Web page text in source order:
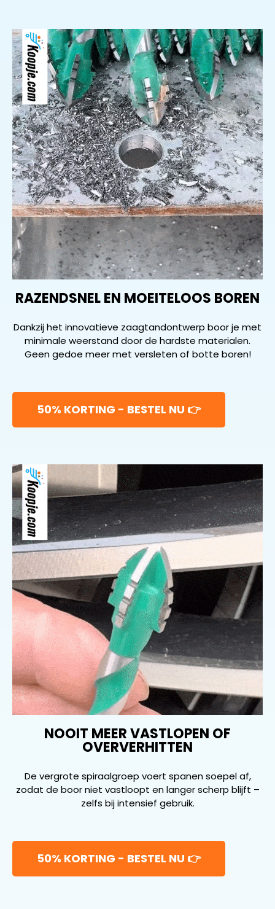
RAZENDSNEL EN MOEITELOOS BOREN
Dankzij het innovatieve zaagtandontwerp boor je met
minimale weerstand door de hardste materialen.
Geen gedoe meer met versleten of botte boren!
50% KORTING - BESTEL NU 👉
NOOIT MEER VASTLOPEN OF
OVERVERHITTEN
De vergrote spiraalgroep voert spanen soepel af,
zodat de boor niet vastloopt en langer scherp blijft –
zelfs bij intensief gebruik.
50% KORTING - BESTEL NU 👉